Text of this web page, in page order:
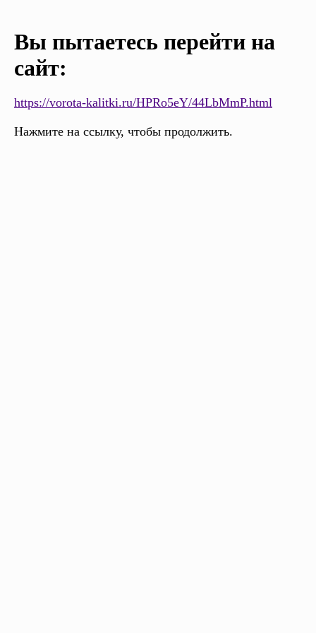
Вы пытаетесь перейти на
сайт:
https://vorota-kalitki.ru/HPRo5eY/44LbMmP.html
Нажмите на ссылку, чтобы продолжить.